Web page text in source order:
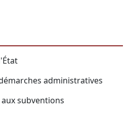
administratives
subventions